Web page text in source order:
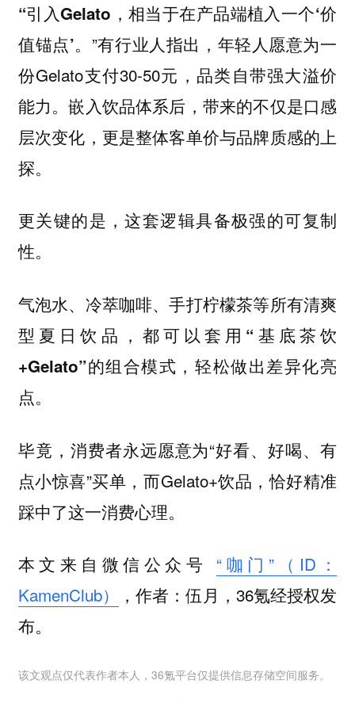
“引入Gelato，相当于在产品端植入一个‘价
值锚点’。”有行业人指出，年轻人愿意为一
份Gelato支付30-50元，品类自带强大溢价
能力。嵌入饮品体系后，带来的不仅是口感
层次变化，更是整体客单价与品牌质感的上
探。
更关键的是，这套逻辑具备极强的可复制
性。
气泡水、冷萃咖啡、手打柠檬茶等所有清爽
型夏日饮品， 都可以套用“基底茶饮
+Gelato”的组合模式，轻松做出差异化亮
点。
毕竟，消费者永远愿意为“好看、好喝、有
点小惊喜”买单，而Gelato+饮品，恰好精准
踩中了这一消费心理。
本文来自微信公众号 “咖门”（ID：
KamenClub）
，作者：伍月，36氪经授权发
布。
该文观点仅代表作者本人，36氪平台仅提供信息存储空间服务。